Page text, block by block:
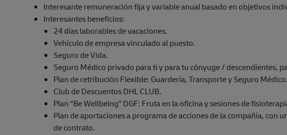
Interesante remuneración fija y variable anual basado en objetivos
Interesantes beneficios:
24 días laborables de vacaciones.
Vehículo de empresa vinculado al puesto.
Seguro de Vida.
Seguro Médico privado para ti y para tu cónyuge / descendientes,
Plan de retribución Flexible: Guardería, Transporte y Seguro Médico.
Club de Descuentos DHL CLUB.
Plan “Be Wellbeing” DGF: Fruta en la oficina y sesiones de
Plan de aportaciones a programa de acciones de la compañía, con
de contrato.